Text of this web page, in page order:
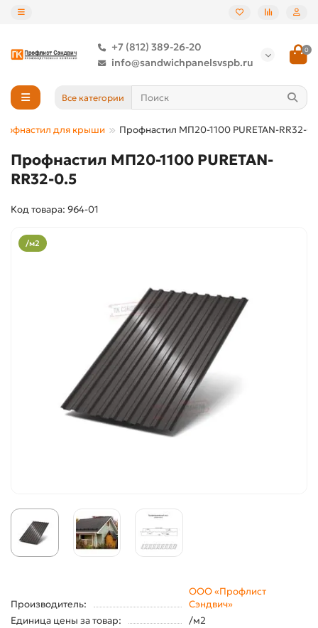
+7 (812) 389-26-20
info@sandwichpanelsvspb.ru
0
Все категории
для крыши Профнастил МП20-1100 PURETAN-RR32-
Профнастил МП20-1100 PURETAN-
RR32-0.5
Код товара: 964-01
/м2
Производитель:
ООО «Профлист
Сэндвич»
Единица цены за товар:
/м2